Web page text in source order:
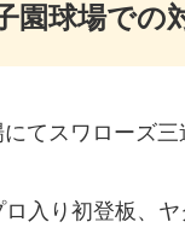
園球場での
てスワローズ三
ロ入り初登板、